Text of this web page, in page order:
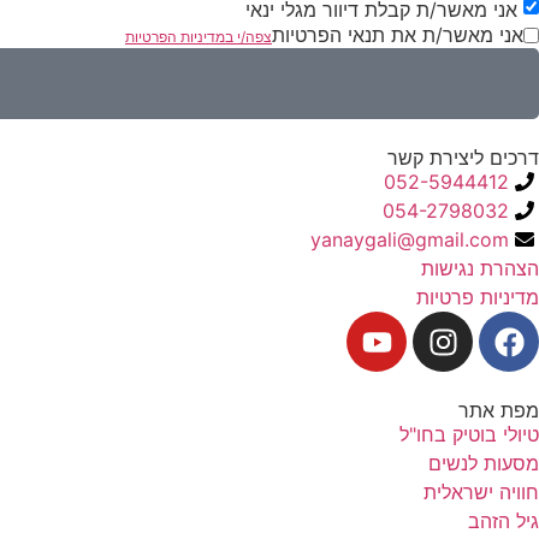
אני מאשר/ת קבלת דיוור מגלי ינאי
אני מאשר/ת את תנאי הפרטיותצפה/י במדיניות הפרטיות
דרכים ליצירת קשר
052-5944412
054-2798032
yanaygali@gmail.com
הצהרת נגישות
מדיניות פרטיות
מפת אתר
טיולי בוטיק בחו"ל
מסעות לנשים
חוויה ישראלית
גיל הזהב